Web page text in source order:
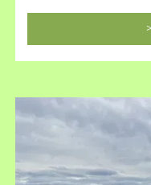
einfach das